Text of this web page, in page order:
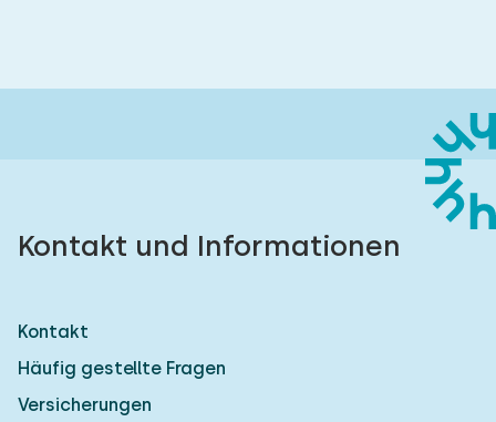
Kontakt und Informationen
Kontakt
Häufig gestellte Fragen
Versicherungen